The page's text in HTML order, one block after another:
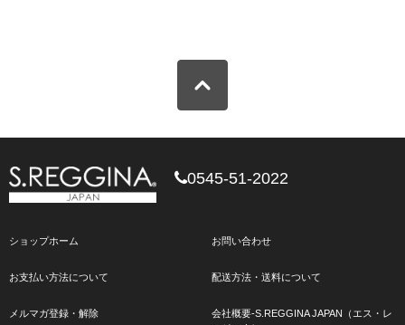
0545-51-2022
ショップホーム お問い合わせ
お支払い方法について 配送方法・送料について
メルマガ登録・解除
会社概要-S.REGGINA JAPAN（エス・レ